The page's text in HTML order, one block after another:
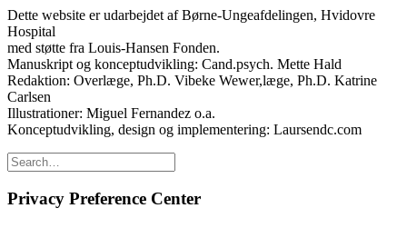
Dette website er udarbejdet af Børne-Ungeafdelingen, Hvidovre
Hospital
med støtte fra Louis-Hansen Fonden.
Manuskript og konceptudvikling: Cand.psych. Mette Hald
Redaktion: Overlæge, Ph.D. Vibeke Wewer,læge, Ph.D. Katrine
Carlsen
Illustrationer: Miguel Fernandez o.a.
Konceptudvikling, design og implementering: Laursendc.com
Privacy Preference Center